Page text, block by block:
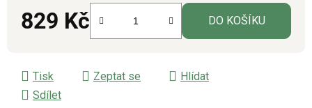
829 Kč DO KOŠÍKU
Tisk Zeptat se
Hlídat
Sdílet